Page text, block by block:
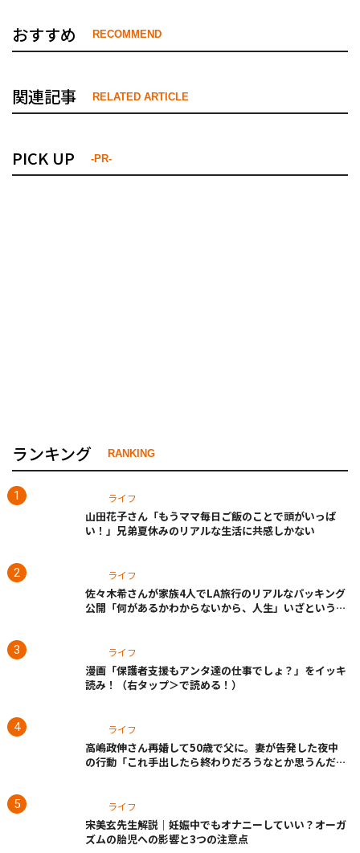
おすすめ RECOMMEND
関連記事 RELATED ARTICLE
PICK UP -PR-
ランキング RANKING
ライフ
山田花子さん「もうママ毎日ご飯のことで頭がいっぱ
い！」兄弟夏休みのリアルな生活に共感しかない
ライフ
佐々木希さんが家族4人でLA旅行のリアルなパッキング
公開「何があるかわからないから、人生」いざというと
ライフ
漫画「保護者支援もアンタ達の仕事でしょ？」をイッキ
読み！（右タップ＞で読める！）
ライフ
高嶋政伸さん再婚して50歳で父に。妻が告発した夜中
の行動「これ手出したら終わりだろうなとか思うんだけ
ライフ
宋美玄先生解説｜妊娠中でもオナニーしていい？オーガ
ズムの胎児への影響と3つの注意点